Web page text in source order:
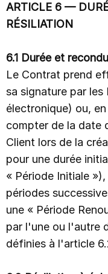
ARTICLE 6 —
RÉSILIATION
6.1 Durée et
Le Contrat prend
sa signature par
électronique) ou,
compter de la date
Client lors de la
pour une durée
« Période Initiale
périodes
une « Période
par l'une ou l'autre
définies à l'article